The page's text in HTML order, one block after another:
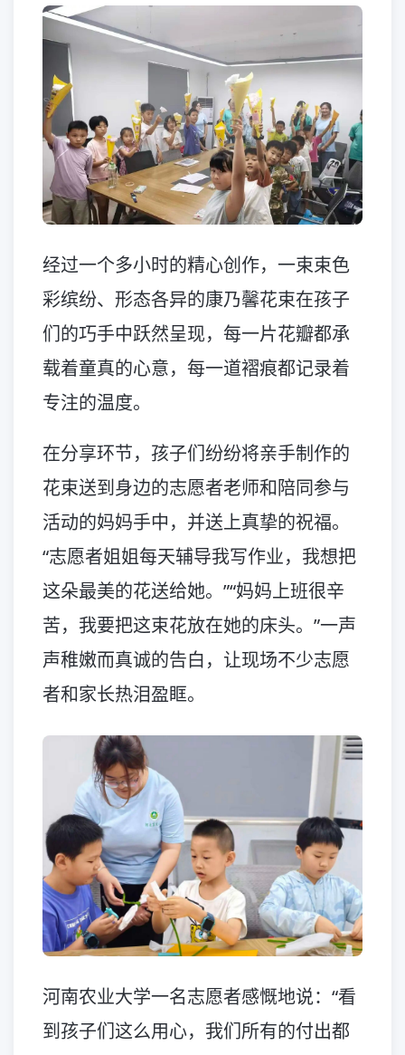
经过一个多小时的精心创作，一束束色
彩缤纷、形态各异的康乃馨花束在孩子
们的巧手中跃然呈现，每一片花瓣都承
载着童真的心意，每一道褶痕都记录着
专注的温度。
在分享环节，孩子们纷纷将亲手制作的
花束送到身边的志愿者老师和陪同参与
活动的妈妈手中，并送上真挚的祝福。
“志愿者姐姐每天辅导我写作业，我想把
这朵最美的花送给她。”“妈妈上班很辛
苦，我要把这束花放在她的床头。”一声
声稚嫩而真诚的告白，让现场不少志愿
者和家长热泪盈眶。
河南农业大学一名志愿者感慨地说：“看
到孩子们这么用心，我们所有的付出都